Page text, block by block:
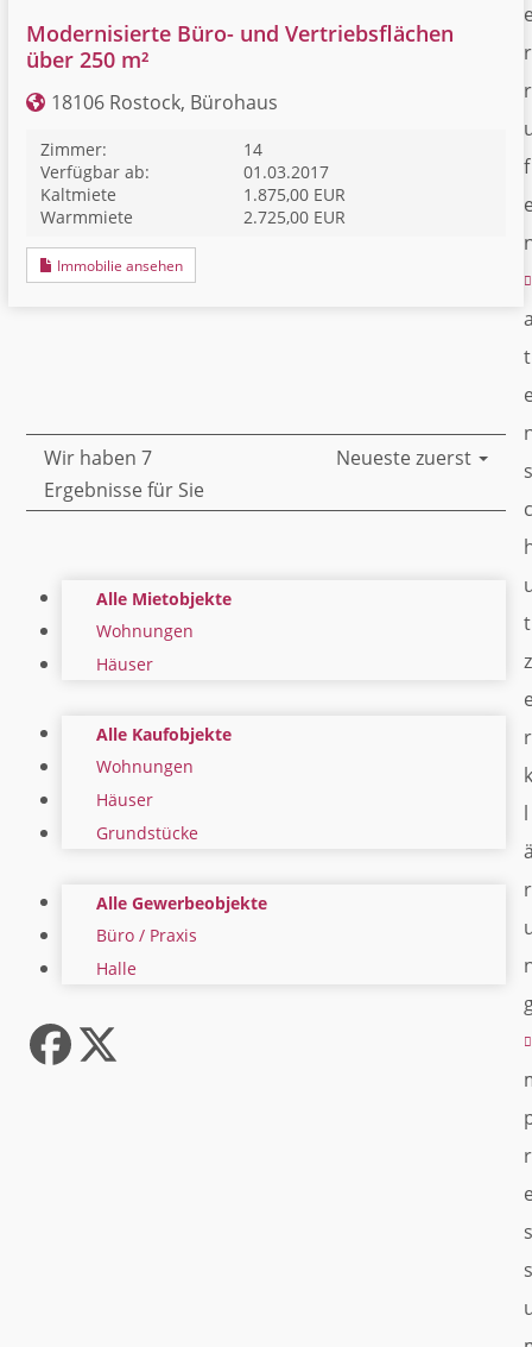
Modernisierte Büro- und Vertriebsflächen
über 250 m²
18106 Rostock, Bürohaus
Zimmer:
14
Verfügbar ab:
01.03.2017
Kaltmiete
1.875,00 EUR
Warmmiete
2.725,00 EUR
Immobilie ansehen
Wir haben 7
Ergebnisse für Sie
Neueste zuerst
Alle Mietobjekte
Wohnungen
Häuser
Alle Kaufobjekte
Wohnungen
Häuser
Grundstücke
Alle Gewerbeobjekte
Büro / Praxis
Halle
Facebook
Twitter
r
r
f
t
s
c
t
z
r
k
l
r
r
s
s